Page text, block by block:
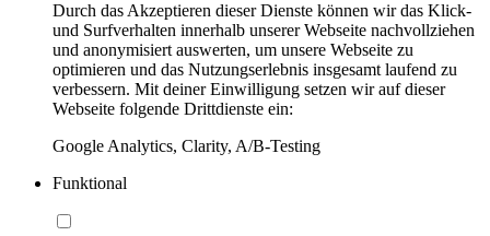
Durch das Akzeptieren dieser Dienste können wir das Klick-
und Surfverhalten innerhalb unserer Webseite nachvollziehen
und anonymisiert auswerten, um unsere Webseite zu
optimieren und das Nutzungserlebnis insgesamt laufend zu
verbessern. Mit deiner Einwilligung setzen wir auf dieser
Webseite folgende Drittdienste ein:
Google Analytics, Clarity, A/B-Testing
Funktional